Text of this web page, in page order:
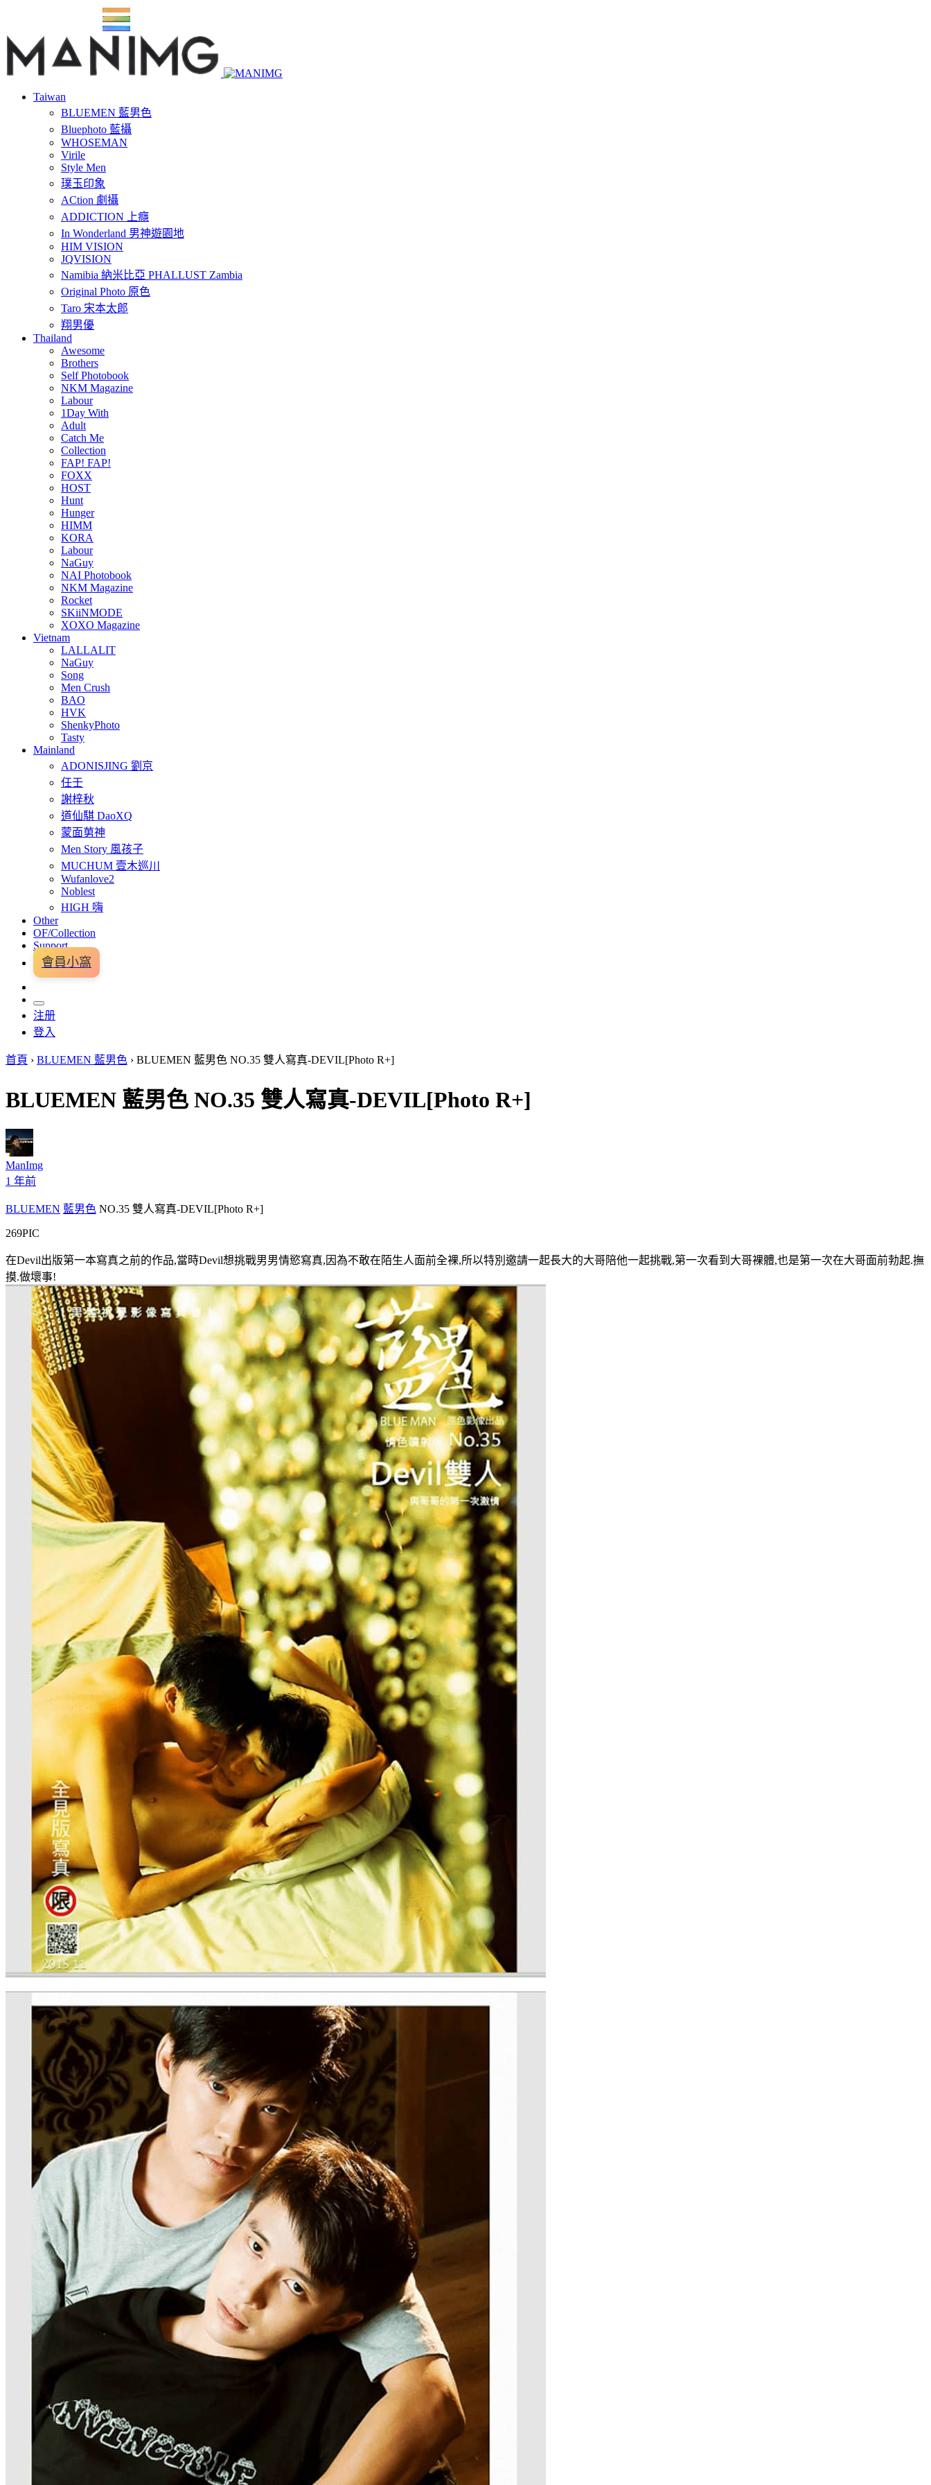
Taiwan
BLUEMEN 藍男色
Bluephoto 藍攝
WHOSEMAN
Virile
Style Men
璞玉印象
ACtion 劇攝
ADDICTION 上癮
In Wonderland 男神遊園地
HIM VISION
JQVISION
Namibia 納米比亞 PHALLUST Zambia
Original Photo 原色
Taro 宋本太郎
翔男優
Thailand
Awesome
Brothers
Self Photobook
NKM Magazine
Labour
1Day With
Adult
Catch Me
Collection
FAP! FAP!
FOXX
HOST
Hunt
Hunger
HIMM
KORA
Labour
NaGuy
NAI Photobook
NKM Magazine
Rocket
SKiiNMODE
XOXO Magazine
Vietnam
LALLALIT
NaGuy
Song
Men Crush
BAO
HVK
ShenkyPhoto
Tasty
Mainland
ADONISJING 劉京
任壬
謝梓秋
道仙騏 DaoXQ
蒙面莮神
Men Story 風孩子
MUCHUM 壹木巡川
Wufanlove2
Noblest
HIGH 嗨
Other
OF/Collection
Support
會員小窩
注册
登入
首頁 › BLUEMEN 藍男色 › BLUEMEN 藍男色 NO.35 雙人寫真-DEVIL[Photo R+]
BLUEMEN 藍男色 NO.35 雙人寫真-DEVIL[Photo R+]
ManImg
1 年前
BLUEMEN 藍男色 NO.35 雙人寫真-DEVIL[Photo R+]
269PIC
在Devil出版第一本寫真之前的作品,當時Devil想挑戰男男情慾寫真,因為不敢在陌生人面前全裸,所以特別邀請一起長大的大哥陪他一起挑戰,第一次看到大哥裸體,也是第一次在大哥面前勃起.撫
摸.做壞事!